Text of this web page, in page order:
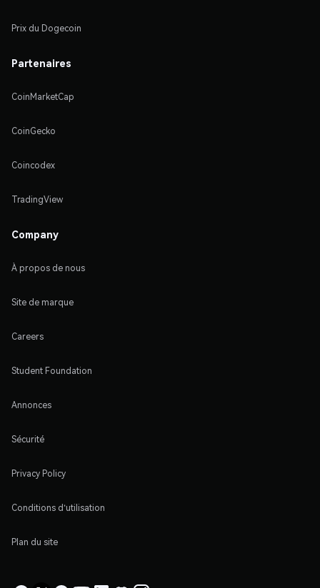
Prix du Dogecoin
Partenaires
CoinMarketCap
CoinGecko
Coincodex
TradingView
Company
À propos de nous
Site de marque
Careers
Student Foundation
Annonces
Sécurité
Privacy Policy
Conditions d'utilisation
Plan du site